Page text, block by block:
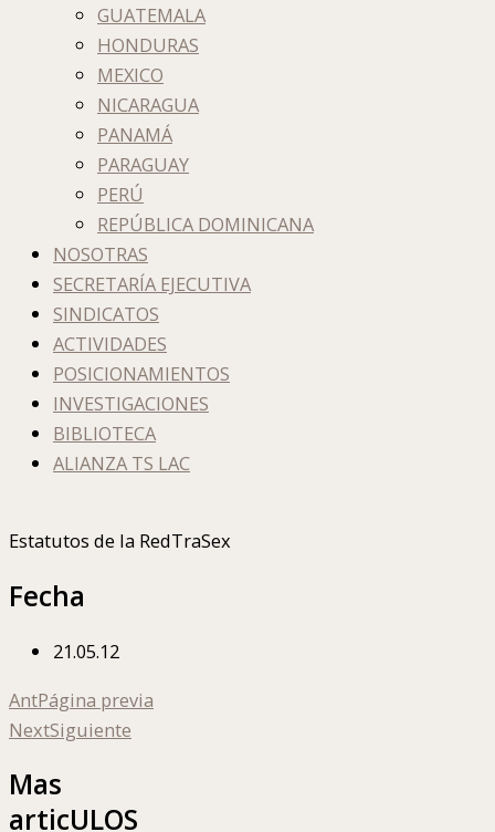
GUATEMALA
HONDURAS
MEXICO
NICARAGUA
PANAMÁ
PARAGUAY
PERÚ
REPÚBLICA DOMINICANA
NOSOTRAS
SECRETARÍA EJECUTIVA
SINDICATOS
ACTIVIDADES
POSICIONAMIENTOS
INVESTIGACIONES
BIBLIOTECA
ALIANZA TS LAC
Estatutos de la RedTraSex
Fecha
21.05.12
AntPágina previa
NextSiguiente
Mas
articULOS